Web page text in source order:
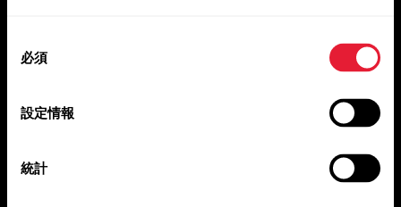
必須
設定情報
統計
録いただいた方には、
Polarのビジネス向け最
新ニュースをお届けし